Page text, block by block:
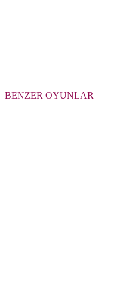
BENZER OYUNLAR